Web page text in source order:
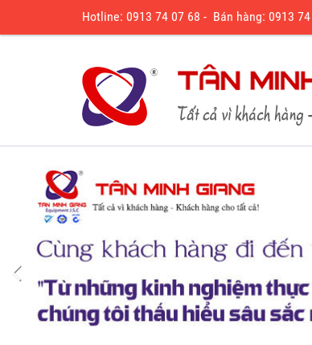
Hotline: 0913 74 07 68 - Bán hàng: 0913